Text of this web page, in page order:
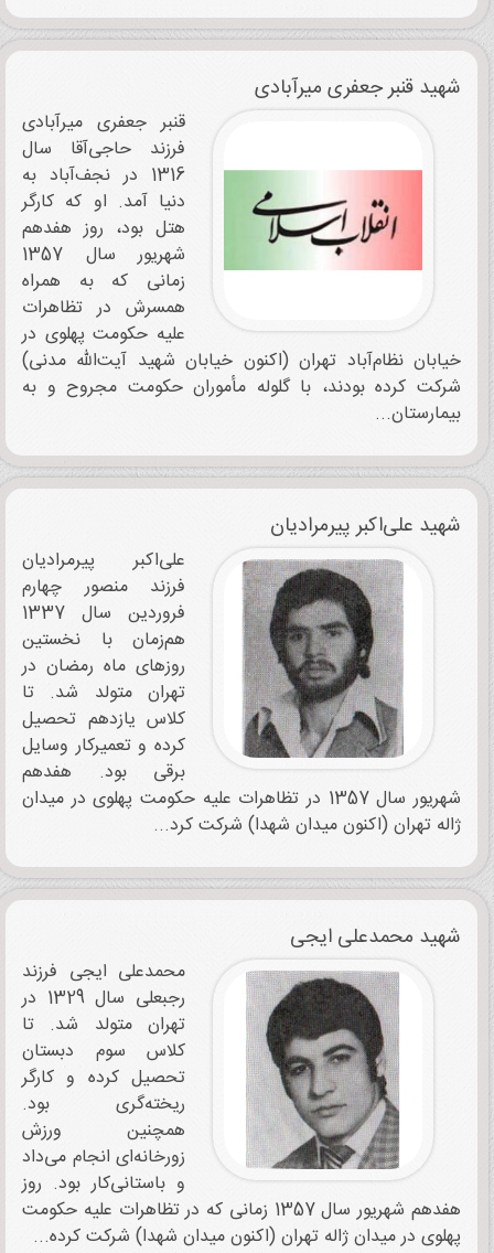
شهید قنبر جعفری میرآبادی
قنبر جعفری میرآبادی
فرزند حاجی‌آقا سال
1316 در نجف‌آباد به
دنیا آمد. او که کارگر
هتل بود، روز هفدهم
شهریور سال 1357
زمانی که به همراه
همسرش در تظاهرات
علیه حکومت پهلوی در
خیابان نظام‌آباد تهران (اکنون خیابان شهید آیت‌الله مدنی)
شرکت کرده بودند، با گلوله مأموران حکومت مجروح و به
بیمارستان...
شهید علی‌اکبر پیرمرادیان
علی‌اکبر پیرمرادیان
فرزند منصور چهارم
فروردین سال 1337
هم‌زمان با نخستین
روزهای ماه رمضان در
تهران متولد شد. تا
کلاس یازدهم تحصیل
کرده و تعمیرکار وسایل
برقی بود. هفدهم
شهریور سال 1357 در تظاهرات علیه حکومت پهلوی در میدان
ژاله تهران (اکنون میدان شهدا) شرکت کرد...
شهید محمدعلی ایجی
محمدعلی ایجی فرزند
رجبعلی سال 1329 در
تهران متولد شد. تا
کلاس سوم دبستان
تحصیل کرده و کارگر
ریخته‌گری بود.
همچنین ورزش
زورخانه‌ای انجام می‌داد
و باستانی‌کار بود. روز
هفدهم شهریور سال 1357 زمانی که در تظاهرات علیه حکومت
پهلوی در میدان ژاله تهران (اکنون میدان شهدا) شرکت کرده...